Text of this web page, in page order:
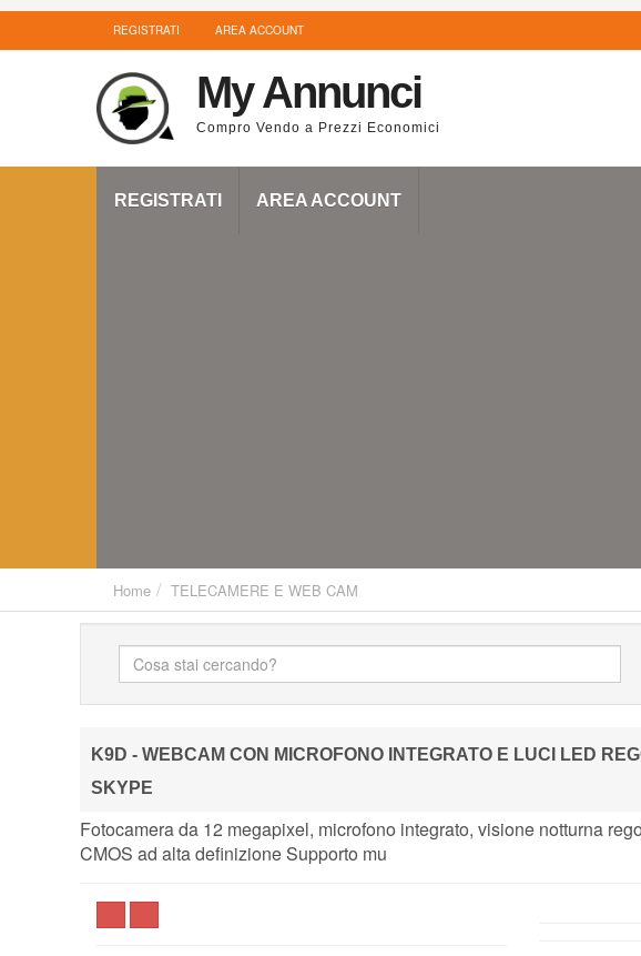
REGISTRATI AREA ACCOUNT
My Annunci
Compro Vendo a Prezzi Economici
REGISTRATI AREA ACCOUNT
Home TELECAMERE E WEB CAM
K9D - WEBCAM CON MICROFONO INTEGRATO E LUCI LED
SKYPE
Fotocamera da 12 megapixel, microfono integrato, visione notturna
CMOS ad alta definizione Supporto mu